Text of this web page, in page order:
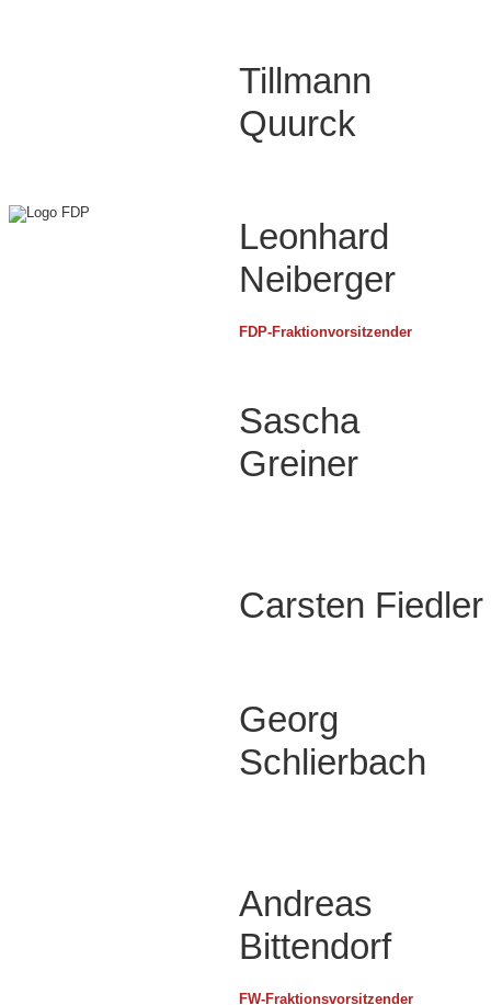
Tillmann
Quurck
Leonhard
Neiberger
FDP-Fraktionvorsitzender
Sascha
Greiner
Carsten Fiedler
Georg
Schlierbach
Andreas
Bittendorf
FW-Fraktionsvorsitzender